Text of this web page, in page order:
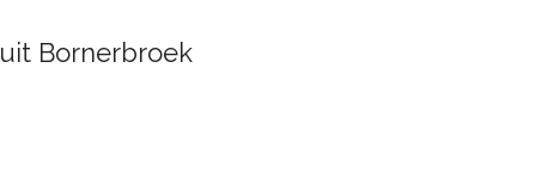
uit Bornerbroek